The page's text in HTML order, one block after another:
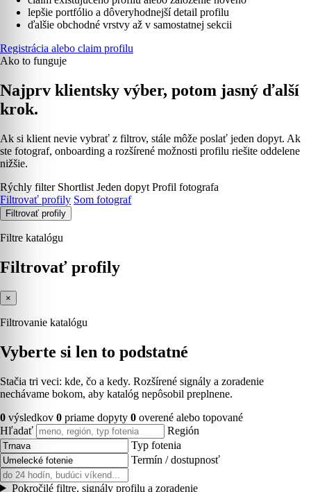
lepšie portfólio a dôveryhodnejší detail profilu
ďalšie obchodné vrstvy až v samostatnej sekcii
Registrácia alebo claim profilu
Ako to funguje
Najprv klientsky výber, potom jasný ďalší
krok.
Ak si klient nevie vybrať z filtrov, stále môže poslať jeden dopyt. Ak
ste fotograf, onboarding a rozšírené možnosti profilu riešite oddelene
nižšie.
Rýchly filter Shortlist Jeden dopyt Profil fotografa
Filtrovať profily Som fotograf
Filtrovať profily
Filtre katalógu
Filtrovať profily
×
Filtrovanie katalógu
Vyberte si len to podstatné
Stačia tri veci: kde, čo a kedy. Rozšírené signály a zoradenie
nechávame bokom, aby katalóg nepôsobil preplnene.
0 výsledkov 0 priame dopyty 0 overené alebo topované
Hľadať
Región
Typ fotenia
Termín / dostupnosť
Pokročilé filtre, signály profilu a zoradenie